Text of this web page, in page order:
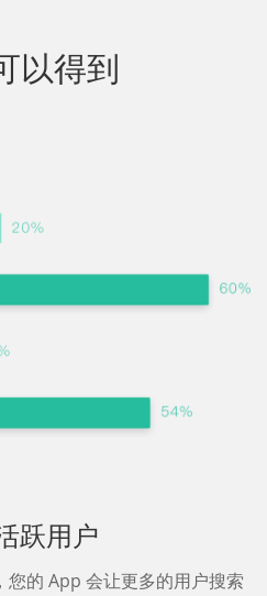
以得到
跃用户
您的 App 会让更多的用户搜索